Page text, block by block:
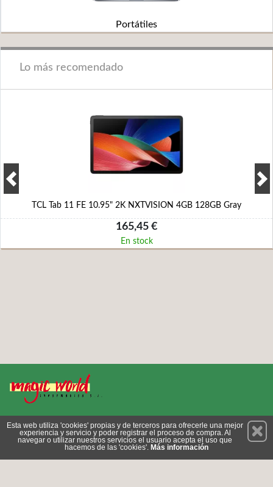
Portátiles
Lo más recomendado
TCL Tab 11 FE 10.95" 2K NXTVISION 4GB 128GB Gray
165,45 €
En stock
Suscríbete
Esta web utiliza 'cookies' propias y de terceros para ofrecerle una mejor
experiencia y servicio y poder registrar el proceso de compra. Al
navegar o utilizar nuestros servicios el usuario acepta el uso que
hacemos de las 'cookies'. Más información